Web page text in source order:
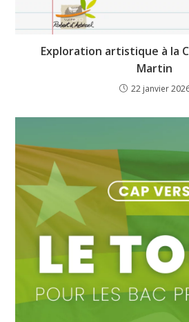
Exploration artistique à la
Martin
22 janvier